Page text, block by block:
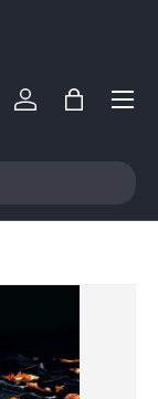
Inloggen
Tas
Menu